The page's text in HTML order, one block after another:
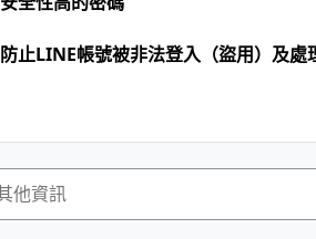
防止LINE帳號被非法登入（盜用）及處